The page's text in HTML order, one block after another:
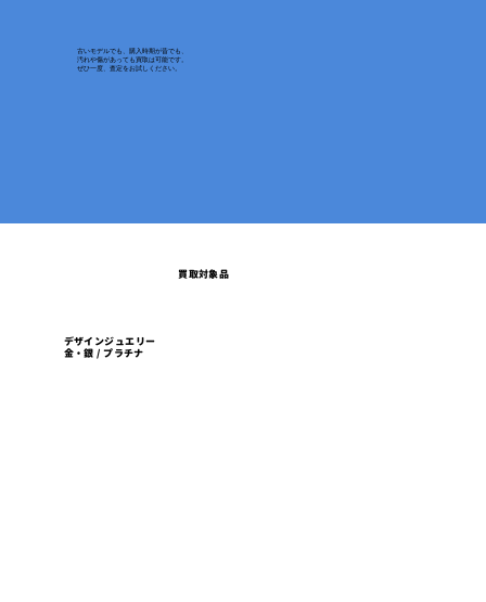
古いモデルでも、購入時期が昔でも、
汚れや傷があっても買取は可能です。
ぜひ一度、査定をお試しください。
買取対象品
デザインジュエリー
金・銀 / プラチナ